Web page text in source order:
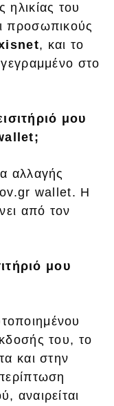
του
προσωπικούς
, και το
στο
μου
;
αλλαγής
wallet. Η
από τον
μου
του, το
και στην
αναιρείται